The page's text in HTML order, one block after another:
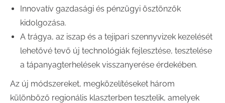
Innovatív gazdasági és pénzügyi ösztönzők
kidolgozása.
A trágya, az iszap és a tejipari szennyvizek kezelését
lehetővé tevő új technológiák fejlesztése, tesztelése
a tápanyagterhelések visszanyerése érdekében.
Az új módszereket, megközelítéseket három
különböző regionális klaszterben tesztelik, amelyek